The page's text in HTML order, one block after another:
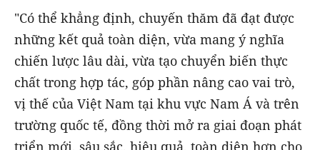
"Có thể khẳng định, chuyến thăm đã đạt được
những kết quả toàn diện, vừa mang ý nghĩa
chiến lược lâu dài, vừa tạo chuyển biến thực
chất trong hợp tác, góp phần nâng cao vai trò,
vị thế của Việt Nam tại khu vực Nam Á và trên
trường quốc tế, đồng thời mở ra giai đoạn phát
triển mới, sâu sắc, hiệu quả, toàn diện hơn cho